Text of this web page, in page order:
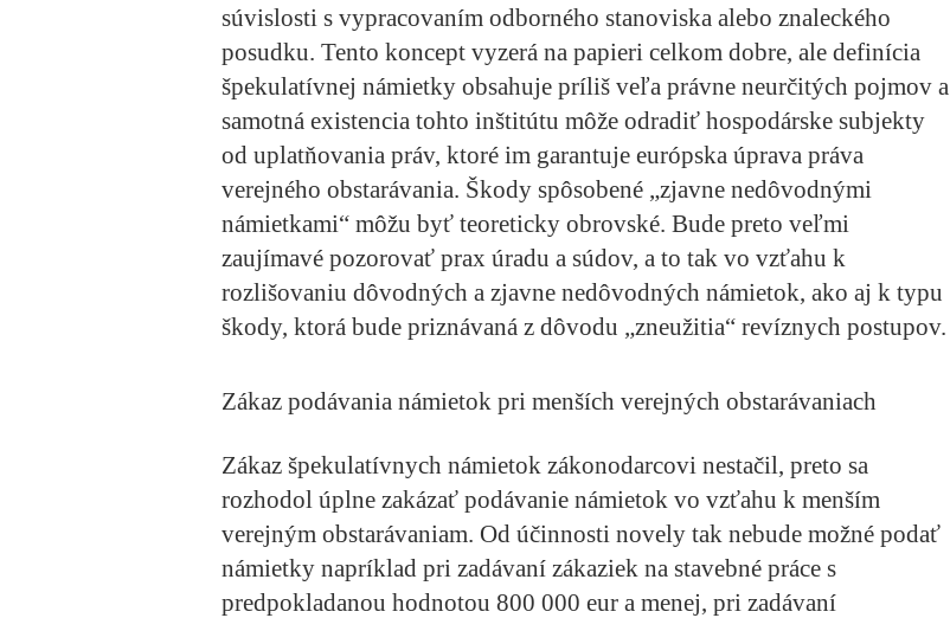
súvislosti s vypracovaním odborného stanoviska alebo znaleckého
posudku. Tento koncept vyzerá na papieri celkom dobre, ale definícia
špekulatívnej námietky obsahuje príliš veľa právne neurčitých pojmov a
samotná existencia tohto inštitútu môže odradiť hospodárske subjekty
od uplatňovania práv, ktoré im garantuje európska úprava práva
verejného obstarávania. Škody spôsobené „zjavne nedôvodnými
námietkami“ môžu byť teoreticky obrovské. Bude preto veľmi
zaujímavé pozorovať prax úradu a súdov, a to tak vo vzťahu k
rozlišovaniu dôvodných a zjavne nedôvodných námietok, ako aj k typu
škody, ktorá bude priznávaná z dôvodu „zneužitia“ revíznych postupov.
Zákaz podávania námietok pri menších verejných obstarávaniach
Zákaz špekulatívnych námietok zákonodarcovi nestačil, preto sa
rozhodol úplne zakázať podávanie námietok vo vzťahu k menším
verejným obstarávaniam. Od účinnosti novely tak nebude možné podať
námietky napríklad pri zadávaní zákaziek na stavebné práce s
predpokladanou hodnotou 800 000 eur a menej, pri zadávaní